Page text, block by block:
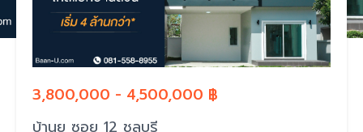
3,800,000 - 4,500,000 ฿
บ้านยู ซอย 12 ชลบุรี